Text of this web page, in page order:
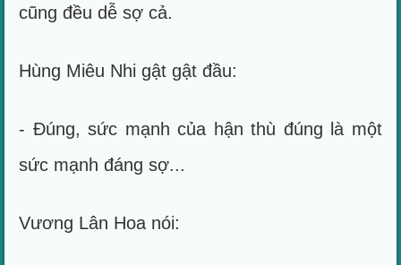
cũng đều dễ sợ cả.
Hùng Miêu Nhi gật gật đầu:
- Đúng, sức mạnh của hận thù đúng là một
sức mạnh đáng sợ...
Vương Lân Hoa nói: